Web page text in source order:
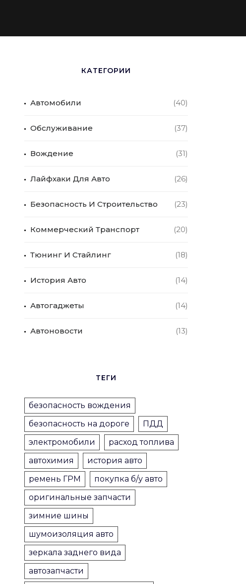
КАТЕГОРИИ
Автомобили (40)
Обслуживание (37)
Вождение (31)
Лайфхаки Для Авто (26)
Безопасность И Строительство (23)
Коммерческий Транспорт (20)
Тюнинг И Стайлинг (18)
История Авто (14)
Автогаджеты (14)
Автоновости (13)
ТЕГИ
безопасность вождения
безопасность на дороге
ПДД
электромобили
расход топлива
автохимия
история авто
ремень ГРМ
покупка б/у авто
оригинальные запчасти
зимние шины
шумоизоляция авто
зеркала заднего вида
автозапчасти